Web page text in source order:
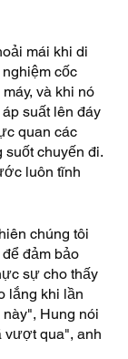
mái khi di
cốc
và khi nó
suất lên đáy
quan các
suốt chuyến đi.
luôn tĩnh
chúng tôi
đảm bảo
sự cho thấy
lắng khi lần
Hung nói
vượt qua", anh